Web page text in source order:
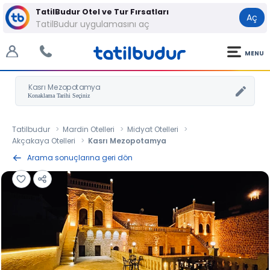
TatilBudur Otel ve Tur Fırsatları
TatilBudur uygulamasını aç
Aç
MENU
Kasrı Mezopotamya
Tatilbudur Mardin Otelleri
Midyat Otelleri
Akçakaya Otelleri
Kasrı Mezopotamya
Arama sonuçlarına geri dön